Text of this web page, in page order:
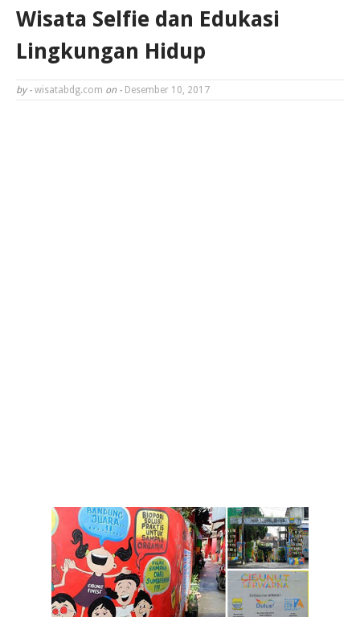
Wisata Selfie dan Edukasi
Lingkungan Hidup
by - wisatabdg.com on - Desember 10, 2017